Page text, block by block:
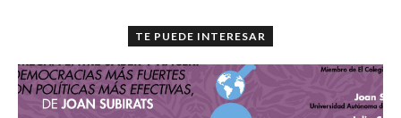
TE PUEDE INTERESAR